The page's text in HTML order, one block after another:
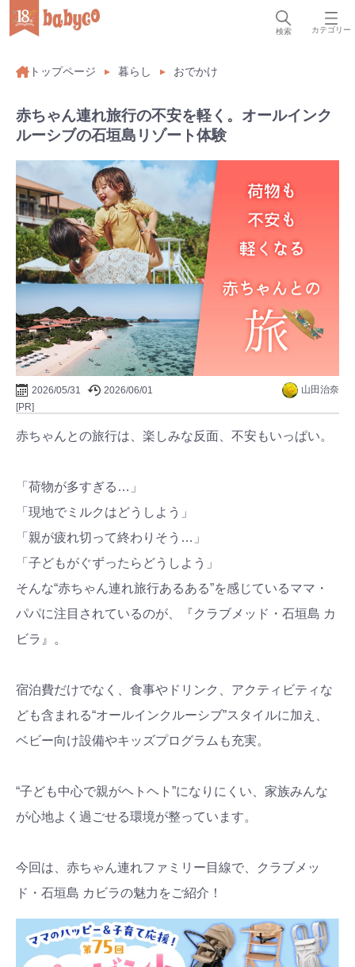
検索 カテゴリー
トップページ 暮らし おでかけ
赤ちゃん連れ旅行の不安を軽く。オールインク
ルーシブの石垣島リゾート体験
2026/05/31 2026/06/01
山田治奈
[PR]
赤ちゃんとの旅行は、楽しみな反面、不安もいっぱい。
「荷物が多すぎる…」
「現地でミルクはどうしよう」
「親が疲れ切って終わりそう…」
「子どもがぐずったらどうしよう」
そんな“赤ちゃん連れ旅行あるある”を感じているママ・
パパに注目されているのが、『クラブメッド・石垣島 カ
ビラ』。
宿泊費だけでなく、食事やドリンク、アクティビティな
ども含まれる“オールインクルーシブ”スタイルに加え、
ベビー向け設備やキッズプログラムも充実。
“子ども中心で親がヘトヘト”になりにくい、家族みんな
が心地よく過ごせる環境が整っています。
今回は、赤ちゃん連れファミリー目線で、クラブメッ
ド・石垣島 カビラの魅力をご紹介！